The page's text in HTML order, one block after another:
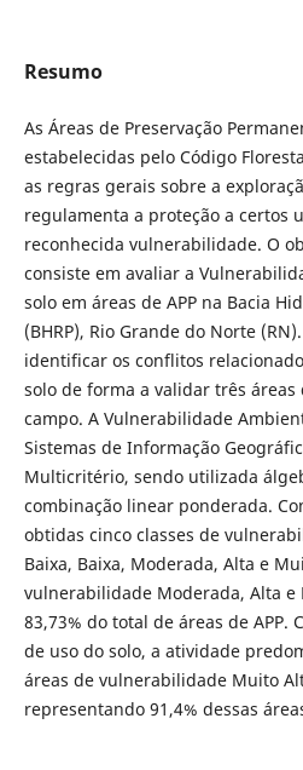
Resumo
As Áreas de Preservação
estabelecidas pelo Código
as regras gerais sobre a
regulamenta a proteção a certos
reconhecida vulnerabilidade. O
consiste em avaliar a
solo em áreas de APP na Bacia
(BHRP), Rio Grande do Norte
identificar os conflitos
solo de forma a validar três áreas
campo. A Vulnerabilidade
Sistemas de Informação
Multicritério, sendo utilizada
combinação linear ponderada.
obtidas cinco classes de
Baixa, Baixa, Moderada, Alta e
vulnerabilidade Moderada, Alta e
83,73% do total de áreas de APP.
de uso do solo, a atividade
áreas de vulnerabilidade Muito
representando 91,4% dessas